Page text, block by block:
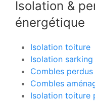
Isolation &
énergétique
Isolation toiture
Isolation sarking
Combles perdus
Combles
Isolation toiture